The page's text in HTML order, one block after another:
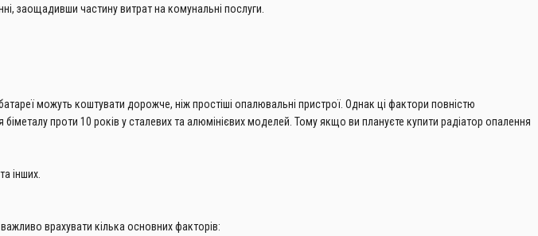
заощадивши частину витрат на комунальні послуги.
можуть коштувати дорожче, ніж простіші опалювальні пристрої. Однак ці фактори повністю
проти 10 років у сталевих та алюмінієвих моделей. Тому якщо ви плануєте купити радіатор опалення
інших.
врахувати кілька основних факторів: